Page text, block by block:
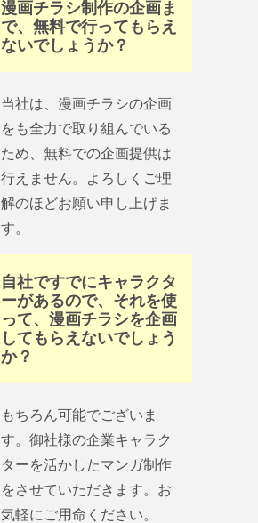
漫画チラシ制作の企画ま
で、無料で行ってもらえ
ないでしょうか？
当社は、漫画チラシの企画
をも全力で取り組んでいる
ため、無料での企画提供は
行えません。よろしくご理
解のほどお願い申し上げま
す。
自社ですでにキャラクタ
ーがあるので、それを使
って、漫画チラシを企画
してもらえないでしょう
か？
もちろん可能でございま
す。御社様の企業キャラク
ターを活かしたマンガ制作
をさせていただきます。お
気軽にご用命ください。